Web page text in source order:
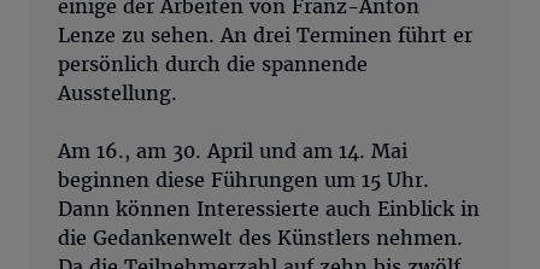
einige der Arbeiten von Franz-Anton
Lenze zu sehen. An drei Terminen führt er
persönlich durch die spannende
Ausstellung.
Am 16., am 30. April und am 14. Mai
beginnen diese Führungen um 15 Uhr.
Dann können Interessierte auch Einblick in
die Gedankenwelt des Künstlers nehmen.